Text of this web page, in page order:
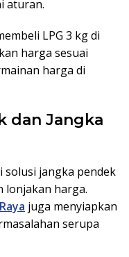
aturan.
LPG 3 kg di
harga sesuai
harga di
dan Jangka
solusi jangka pendek
lonjakan harga.
juga menyiapkan
serupa